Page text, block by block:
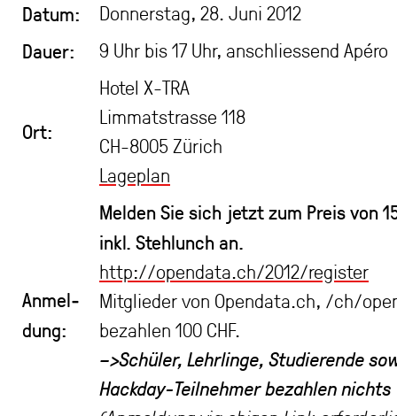
Datum: Donnerstag, 28. Juni 2012
Dauer: 9 Uhr bis 17 Uhr, anschliessend Apéro
Ort:
Hotel X-TRA
Limmatstrasse 118
CH-8005 Zürich
Lageplan
Anmel­
dung:
Melden Sie sich jetzt zum Preis von
inkl. Stehlunch an.
http://opendata.ch/2012/register
Mitglieder von Opendata.ch, /ch/
bezahlen 100 CHF.
–>Schüler, Lehrlinge, Studierende
Hackday-Teilnehmer bezahlen nichts